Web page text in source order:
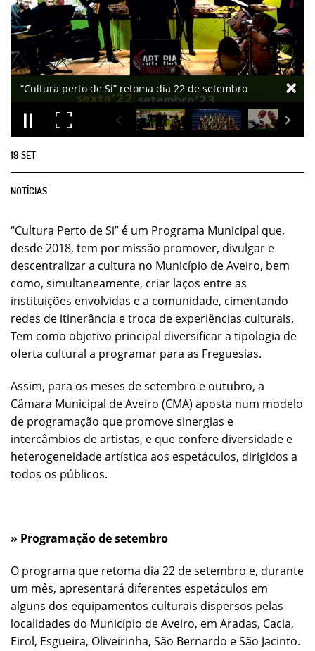
19 SET
NOTÍCIAS
“Cultura Perto de Si” é um Programa Municipal que,
desde 2018, tem por missão promover, divulgar e
descentralizar a cultura no Município de Aveiro, bem
como, simultaneamente, criar laços entre as
instituições envolvidas e a comunidade, cimentando
redes de itinerância e troca de experiências culturais.
Tem como objetivo principal diversificar a tipologia de
oferta cultural a programar para as Freguesias.
Assim, para os meses de setembro e outubro, a
Câmara Municipal de Aveiro (CMA) aposta num modelo
de programação que promove sinergias e
intercâmbios de artistas, e que confere diversidade e
heterogeneidade artística aos espetáculos, dirigidos a
todos os públicos.
» Programação de setembro
O programa que retoma dia 22 de setembro e, durante
um mês, apresentará diferentes espetáculos em
alguns dos equipamentos culturais dispersos pelas
localidades do Município de Aveiro, em Aradas, Cacia,
Eirol, Esgueira, Oliveirinha, São Bernardo e São Jacinto.